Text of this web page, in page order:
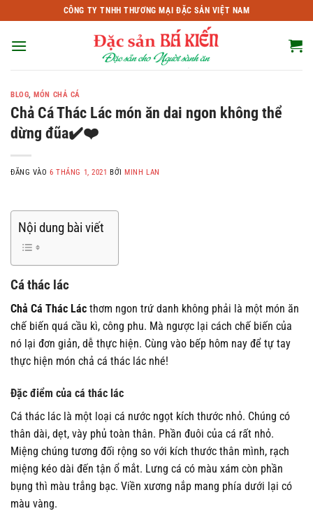
qua
nội
CÔNG TY TNHH THƯƠNG MẠI ĐẶC SẢN VIỆT NAM
BLOG,MÓN CHẢ CÁ
Chả Cá Thác Lác món ăn dai ngon không thể
dừng đũa✔️❤️
ĐĂNG VÀO6 THÁNG 1, 2021 BỞIMINH LAN
Nội dung bài viết
Cá thác lác
Chả Cá Thác Lác thơm ngon trứ danh không phải là một món ăn
chế biến quá cầu kì, công phu. Mà ngược lại cách chế biến của
nó lại đơn giản, dễ thực hiện. Cùng vào bếp hôm nay để tự tay
thực hiện món chả cá thác lác nhé!
Đặc điểm của cá thác lác
Cá thác lác là một loại cá nước ngọt kích thước nhỏ. Chúng có
thân dài, dẹt, vày phủ toàn thân. Phần đuôi của cá rất nhỏ.
Miệng chúng tương đối rộng so với kích thước thân mình, rạch
miệng kéo dài đến tận ổ mắt. Lưng cá có màu xám còn phần
bụng thì màu trắng bạc. Viền xương nắp mang phía dưới lại có
màu vàng.